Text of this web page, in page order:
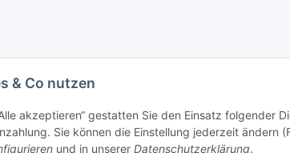
& Co nutzen
akzeptieren“ gestatten Sie den Einsatz folgender
Sie können die Einstellung jederzeit ändern
und in unserer Datenschutzerklärung.
zzgl.